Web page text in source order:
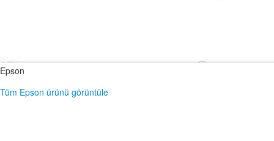
Epson
Tüm Epson ürünü görüntüle